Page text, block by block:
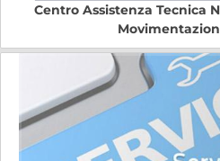
Centro Assistenza Tecnica